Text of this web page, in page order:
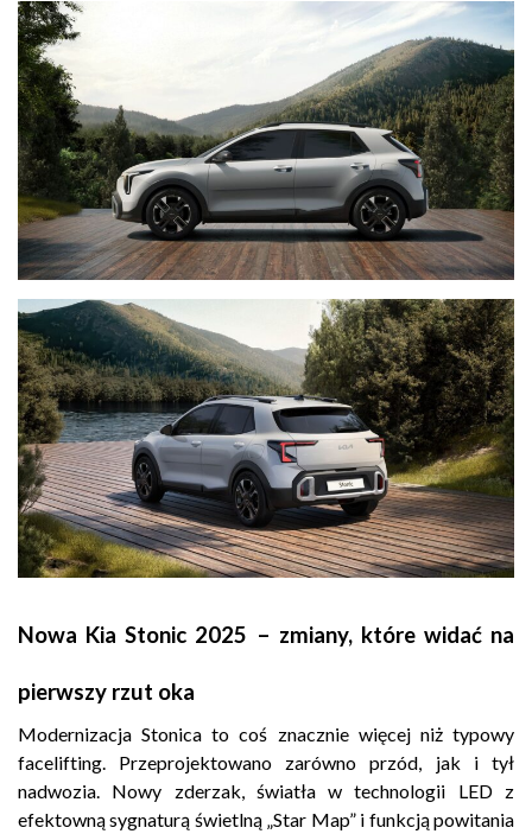
Nowa Kia Stonic 2025 – zmiany, które widać na
pierwszy rzut oka
Modernizacja Stonica to coś znacznie więcej niż typowy
facelifting. Przeprojektowano zarówno przód, jak i tył
nadwozia. Nowy zderzak, światła w technologii LED z
efektowną sygnaturą świetlną „Star Map” i funkcją powitania